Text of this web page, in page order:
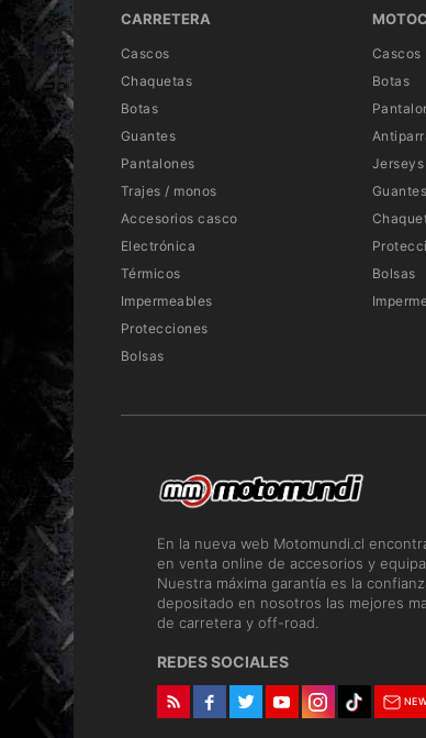
CARRETERA
Cascos
Chaquetas
Botas
Guantes
Pantalones
Trajes / monos
Accesorios casco
Electrónica
Térmicos
Impermeables
Protecciones
Bolsas
Cascos
Botas
Jerseys
Guantes
Bolsas
En la nueva web Motomundi.cl
en venta online de accesorios y
Nuestra máxima garantía es la
depositado en nosotros las mejores
de carretera y off-road.
REDES SOCIALES